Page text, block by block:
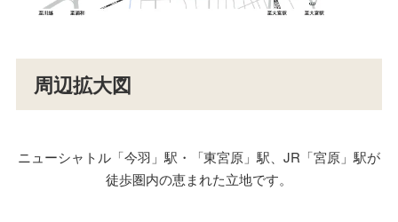
周辺拡大図
ニューシャトル「今羽」駅・「東宮原」駅、JR「宮原」駅が
徒歩圏内の恵まれた立地です。